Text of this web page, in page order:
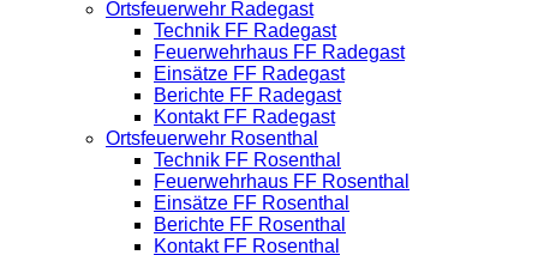
Ortsfeuerwehr Radegast
Technik FF Radegast
Feuerwehrhaus FF Radegast
Einsätze FF Radegast
Berichte FF Radegast
Kontakt FF Radegast
Ortsfeuerwehr Rosenthal
Technik FF Rosenthal
Feuerwehrhaus FF Rosenthal
Einsätze FF Rosenthal
Berichte FF Rosenthal
Kontakt FF Rosenthal